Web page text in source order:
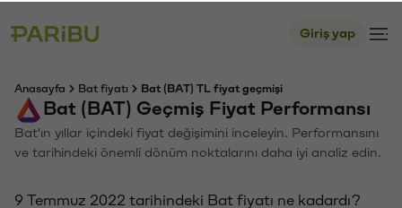
Giriş yap
Anasayfa Bat fiyatı Bat (BAT) TL fiyat geçmişi
Bat (BAT) Geçmiş Fiyat Performansı
Bat'ın yıllar içindeki fiyat değişimini inceleyin. Performansını
ve tarihindeki önemli dönüm noktalarını daha iyi analiz edin.
9 Temmuz 2022 tarihindeki Bat fiyatı ne kadardı?